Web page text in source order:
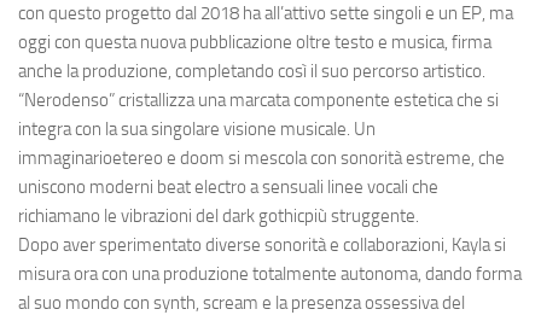
con questo progetto dal 2018 ha all’attivo sette singoli e un EP, ma
oggi con questa nuova pubblicazione oltre testo e musica, firma
anche la produzione, completando così il suo percorso artistico.
“Nerodenso” cristallizza unamarcata componente esteticache si
integra con la suasingolare visione musicale. Un
immaginarioetereo e doom si mescola con sonoritàestreme, che
uniscono moderni beatelectro asensuali linee vocali che
richiamano le vibrazioni del dark gothicpiù struggente.
Dopo aver sperimentato diverse sonorità e collaborazioni, Kayla si
misura ora con una produzione totalmente autonoma, dando forma
al suo mondo con synth, scream e lapresenza ossessiva del